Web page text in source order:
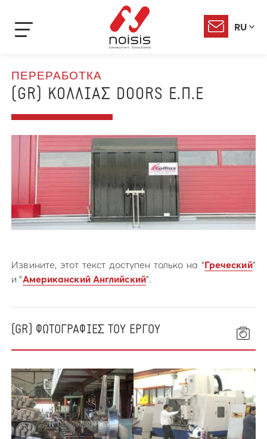
RU
ПЕРЕРАБОТКА
(GR) ΚΟΛΛΙΑΣ DOORS Ε.Π.Ε
Извините, этот текст доступен только на “Греческий”
и “Американский Английский”.
(GR) ΦΩΤΟΓΡΑΦΙΕΣ ΤΟΥ ΕΡΓΟΥ